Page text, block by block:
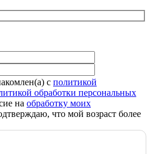
с политикой
обработки персональных
на обработку моих
что мой возраст более